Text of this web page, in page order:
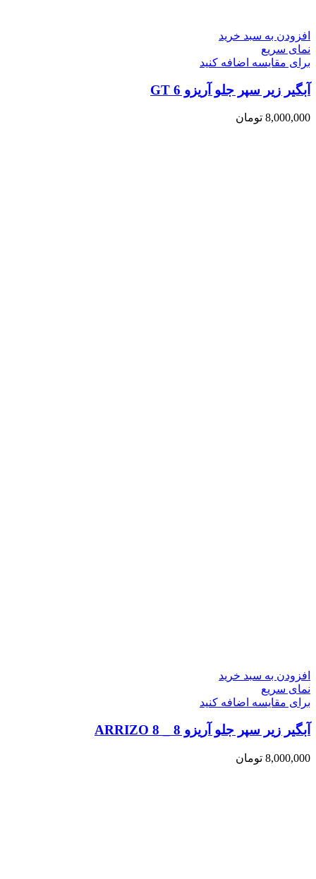
افزودن به سبد خرید
نمای سریع
برای مقایسه اضافه کنید
آبگیر زیر سپر جلو آریزو 6 GT
8,000,000 تومان
افزودن به سبد خرید
نمای سریع
برای مقایسه اضافه کنید
آبگیر زیر سپر جلو آریزو 8 _ ARRIZO 8
8,000,000 تومان